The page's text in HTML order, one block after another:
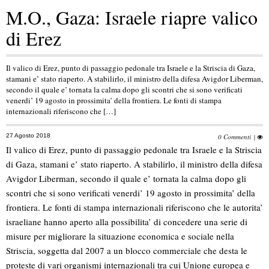
M.O., Gaza: Israele riapre valico
di Erez
Il valico di Erez, punto di passaggio pedonale tra Israele e la Striscia di Gaza,
stamani e’ stato riaperto. A stabilirlo, il ministro della difesa Avigdor Liberman,
secondo il quale e’ tornata la calma dopo gli scontri che si sono verificati
venerdi’ 19 agosto in prossimita’ della frontiera. Le fonti di stampa
internazionali riferiscono che […]
27 Agosto 2018 0 Commenti |
Il valico di Erez, punto di passaggio pedonale tra Israele e la Striscia
di Gaza, stamani e’ stato riaperto. A stabilirlo, il ministro della difesa
Avigdor Liberman, secondo il quale e’ tornata la calma dopo gli
scontri che si sono verificati venerdi’ 19 agosto in prossimita’ della
frontiera. Le fonti di stampa internazionali riferiscono che le autorita’
israeliane hanno aperto alla possibilita’ di concedere una serie di
misure per migliorare la situazione economica e sociale nella
Striscia, soggetta dal 2007 a un blocco commerciale che desta le
proteste di vari organismi internazionali tra cui Unione europea e